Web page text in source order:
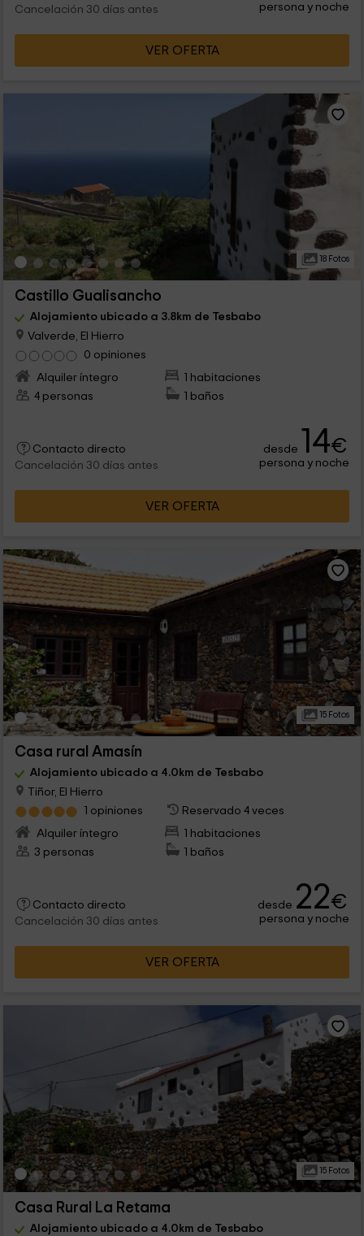
Cancelación 30 días antes persona y noche
VER OFERTA
18 Fotos
Castillo Gualisancho
Alojamiento ubicado a 3.8km de Tesbabo
Valverde, El Hierro
0 opiniones
Alquiler íntegro
1 habitaciones
4 personas
1 baños
Contacto directo
Cancelación 30 días antes
desde 14€
persona y noche
VER OFERTA
15 Fotos
Casa rural Amasín
Alojamiento ubicado a 4.0km de Tesbabo
Tiñor, El Hierro
1 opiniones
Reservado 4 veces
Alquiler íntegro
1 habitaciones
3 personas
1 baños
Contacto directo
Cancelación 30 días antes
desde 22€
persona y noche
VER OFERTA
15 Fotos
Casa Rural La Retama
Alojamiento ubicado a 4.0km de Tesbabo